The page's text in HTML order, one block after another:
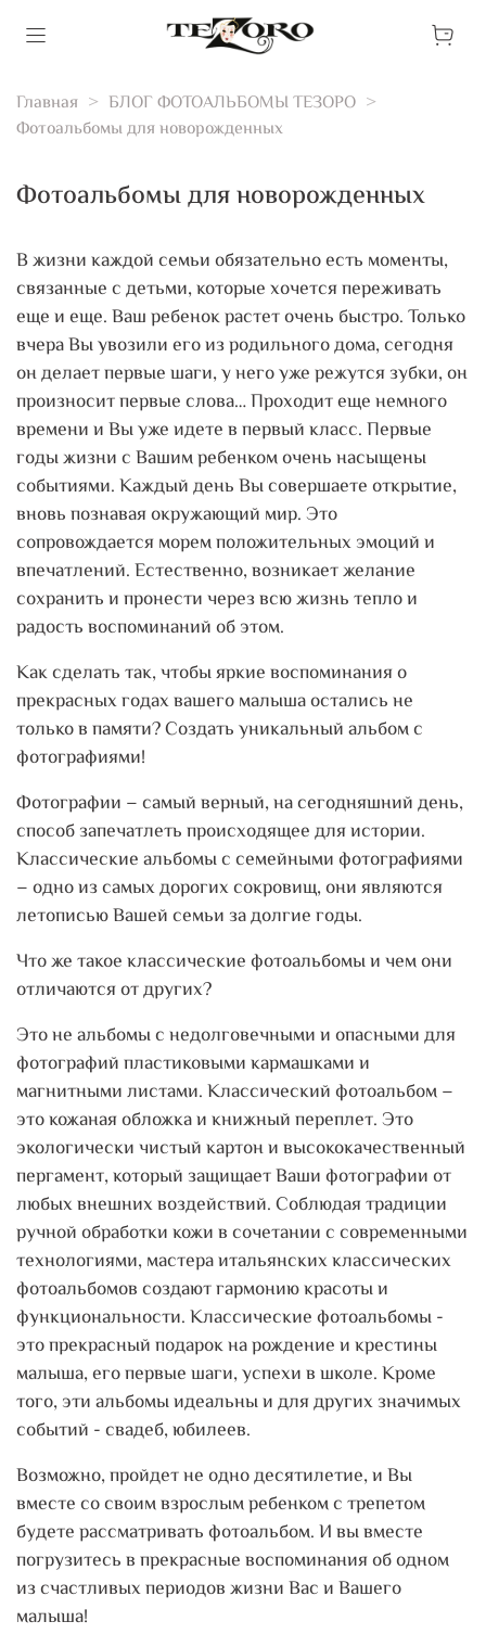
Главная
БЛОГ ФОТОАЛЬБОМЫ ТЕЗОРО
Фотоальбомы для новорожденных
Фотоальбомы для новорожденных
В жизни каждой семьи обязательно есть моменты,
связанные с детьми, которые хочется переживать
еще и еще. Ваш ребенок растет очень быстро. Только
вчера Вы увозили его из родильного дома, сегодня
он делает первые шаги, у него уже режутся зубки, он
произносит первые слова… Проходит еще немного
времени и Вы уже идете в первый класс. Первые
годы жизни с Вашим ребенком очень насыщены
событиями. Каждый день Вы совершаете открытие,
вновь познавая окружающий мир. Это
сопровождается морем положительных эмоций и
впечатлений. Естественно, возникает желание
сохранить и пронести через всю жизнь тепло и
радость воспоминаний об этом.
Как сделать так, чтобы яркие воспоминания о
прекрасных годах вашего малыша остались не
только в памяти? Создать уникальный альбом с
фотографиями!
Фотографии – самый верный, на сегодняшний день,
способ запечатлеть происходящее для истории.
Классические альбомы с семейными фотографиями
– одно из самых дорогих сокровищ, они являются
летописью Вашей семьи за долгие годы.
Что же такое классические фотоальбомы и чем они
отличаются от других?
Это не альбомы с недолговечными и опасными для
фотографий пластиковыми кармашками и
магнитными листами. Классический фотоальбом –
это кожаная обложка и книжный переплет. Это
экологически чистый картон и высококачественный
пергамент, который защищает Ваши фотографии от
любых внешних воздействий. Соблюдая традиции
ручной обработки кожи в сочетании с современными
технологиями, мастера итальянских классических
фотоальбомов создают гармонию красоты и
функциональности. Классические фотоальбомы -
это прекрасный подарок на рождение и крестины
малыша, его первые шаги, успехи в школе. Кроме
того, эти альбомы идеальны и для других значимых
событий - свадеб, юбилеев.
Возможно, пройдет не одно десятилетие, и Вы
вместе со своим взрослым ребенком с трепетом
будете рассматривать фотоальбом. И вы вместе
погрузитесь в прекрасные воспоминания об одном
из счастливых периодов жизни Вас и Вашего
малыша!